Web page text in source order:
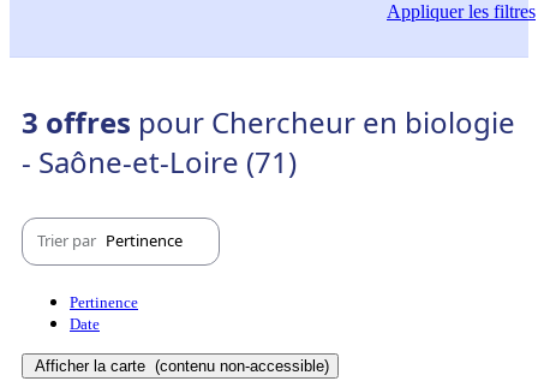
Appliquerles filtres
3 offres pour Chercheur en biologie
- Saône-et-Loire (71)
Trier par Pertinence
Pertinence
Date
Afficher la carte (contenu non-accessible)